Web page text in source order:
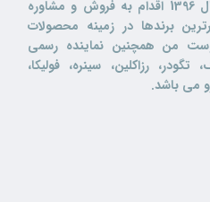
پوست جلوگیری می نماید.
بخش پوستبوده و به جوانی و
می نماید
بخشند.
فروشگاه اینترنتی پوست من از سال 1396 اقدام به فروش و مشاوره
برندها در زمینه محصولات
من همچنین نماینده رسمی
رزاکلین، سینره، فولیکا،
می باشد.